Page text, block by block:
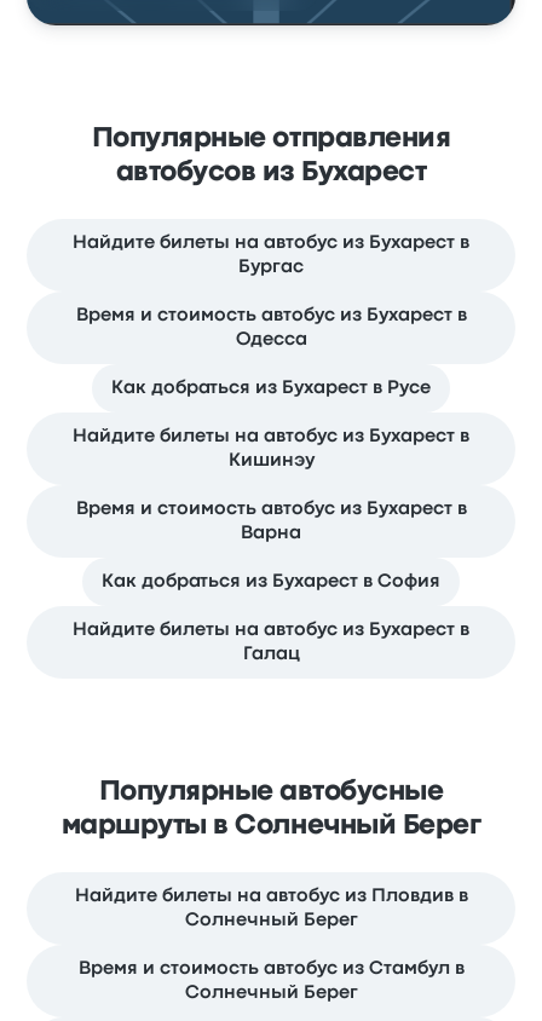
Популярные отправления
автобусов из Бухарест
Найдите билеты на автобус из Бухарест в
Бургас
Время и стоимость автобус из Бухарест в
Одесса
Как добраться из Бухарест в Русе
Найдите билеты на автобус из Бухарест в
Кишинэу
Время и стоимость автобус из Бухарест в
Варна
Как добраться из Бухарест в София
Найдите билеты на автобус из Бухарест в
Галац
Популярные автобусные
маршруты в Солнечный Берег
Найдите билеты на автобус из Пловдив в
Солнечный Берег
Время и стоимость автобус из Стамбул в
Солнечный Берег